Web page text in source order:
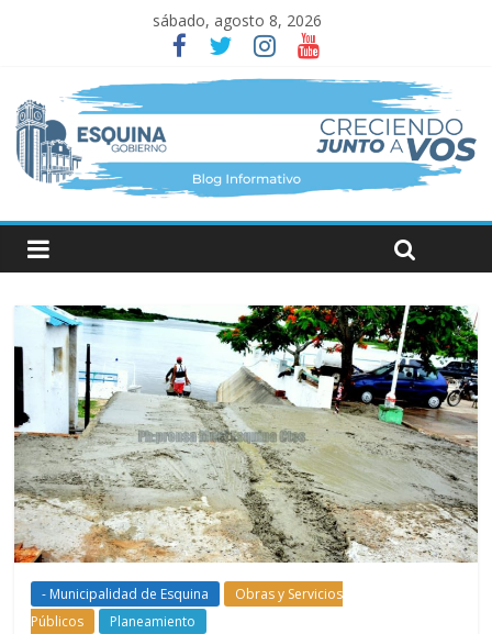
sábado, agosto 8, 2026
- Municipalidad de Esquina
Obras y Servicios
Públicos
Planeamiento